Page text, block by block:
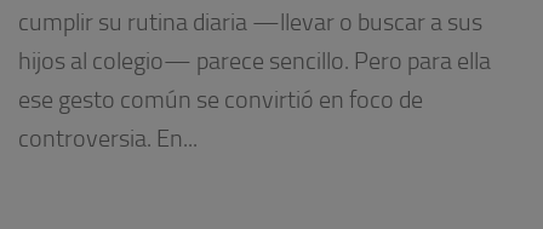
cumplir su rutina diaria —llevar o buscar a sus
hijos al colegio— parece sencillo. Pero para ella
ese gesto común se convirtió en foco de
controversia. En...